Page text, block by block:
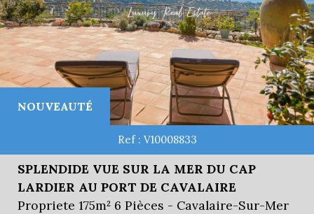
NOUVEAUTÉ
Ref : V10008833
SPLENDIDE VUE SUR LA MER DU CAP
LARDIER AU PORT DE CAVALAIRE
Propriete 175m² 6 Pièces - Cavalaire-Sur-Mer